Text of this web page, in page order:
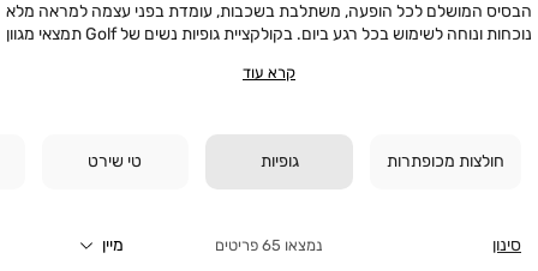
הבסיס המושלם לכל הופעה, משתלבת בשכבות, עומדת בפני עצמה למראה מלא
נוכחות ונוחה לשימוש בכל רגע ביום. בקולקציית גופיות נשים של Golf תמצאי מגוון
את הטאץ' הדרוש לכל הופעה.
מדויקים.
המלתחה. גופיות אלו עשויות מבדים שונים כמו כותנה או פוליאסטר, ומתאימות
קרא עוד
חולצות מכופתרות גופיות טי שירט
סינון 65 פריטים